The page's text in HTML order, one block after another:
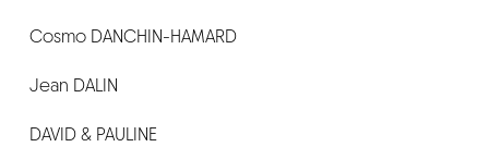
Cosmo DANCHIN-HAMARD
Jean DALIN
DAVID & PAULINE